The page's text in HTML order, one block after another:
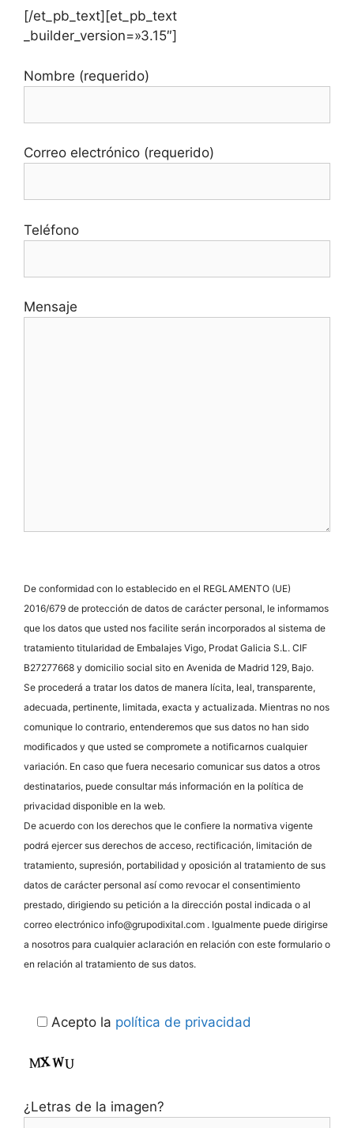
[/et_pb_text][et_pb_text
_builder_version=»3.15″]
Nombre (requerido)
Correo electrónico (requerido)
Teléfono
Mensaje
De conformidad con lo establecido en el REGLAMENTO (UE)
2016/679 de protección de datos de carácter personal, le informamos
que los datos que usted nos facilite serán incorporados al sistema de
tratamiento titularidad de Embalajes Vigo, Prodat Galicia S.L. CIF
B27277668 y domicilio social sito en Avenida de Madrid 129, Bajo.
Se procederá a tratar los datos de manera lícita, leal, transparente,
adecuada, pertinente, limitada, exacta y actualizada. Mientras no nos
comunique lo contrario, entenderemos que sus datos no han sido
modificados y que usted se compromete a notificarnos cualquier
variación. En caso que fuera necesario comunicar sus datos a otros
destinatarios, puede consultar más información en la política de
privacidad disponible en la web.
De acuerdo con los derechos que le confiere la normativa vigente
podrá ejercer sus derechos de acceso, rectificación, limitación de
tratamiento, supresión, portabilidad y oposición al tratamiento de sus
datos de carácter personal así como revocar el consentimiento
prestado, dirigiendo su petición a la dirección postal indicada o al
correo electrónico info@grupodixital.com . Igualmente puede dirigirse
a nosotros para cualquier aclaración en relación con este formulario o
en relación al tratamiento de sus datos.
Acepto la política de privacidad
¿Letras de la imagen?